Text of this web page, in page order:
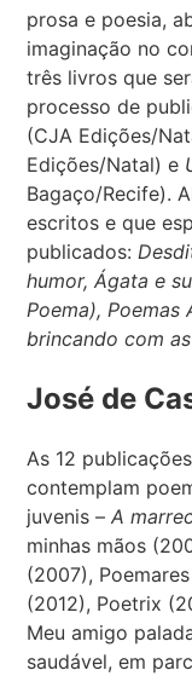
prosa e poesia,
imaginação no
três livros que
processo de
(CJA Edições/
Edições/Natal) e
Bagaço/Recife).
escritos e que
publicados:
humor, Ágata e
Poema),
brincando com
José de
As 12
contemplam
juvenis –A
minhas mãos
(2007),
(2012), Poetrix
Meu amigo
saudável, em